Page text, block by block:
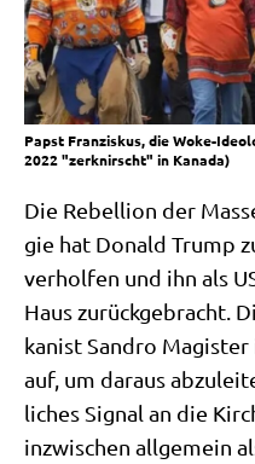
Papst Franziskus, die Woke-
2022 "zerknirscht" in Kanada)
Die Rebel­li­on der
gie hat Donald Trump
ver­hol­fen und ihn als
Haus zurück­ge­bracht.
ka­nist San­dro
auf, um dar­aus
li­ches Signal an die
inzwi­schen all­ge­mein